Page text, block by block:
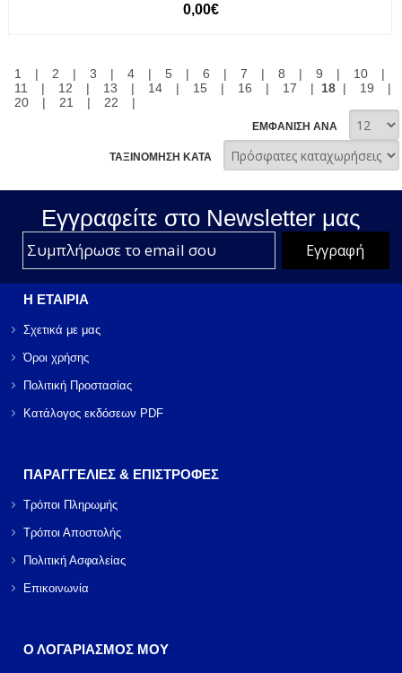
0,00€
1 | 2 | 3 | 4 | 5 | 6 | 7 | 8 | 9 | 10
|
11
| 12 | 13 | 14 | 15 | 16 | 17 | 18| 19
|
20
| 21 | 22 |
ΕΜΦΑΝΙΣΗ ΑΝΑ
ΤΑΞΙΝΟΜΗΣΗ ΚΑΤΑ
Εγγραφείτε στο Νewsletter μας
Η ΕΤΑΙΡΙΑ
Σχετικά με μας
Όροι χρήσης
Πολιτική Προστασίας
Κατάλογος εκδόσεων PDF
ΠΑΡΑΓΓΕΛΙΕΣ & ΕΠΙΣΤΡΟΦΕΣ
Τρόποι Πληρωμής
Τρόποι Αποστολής
Πολιτική Ασφαλείας
Επικοινωνία
Ο ΛΟΓΑΡΙΑΣΜΟΣ ΜΟΥ